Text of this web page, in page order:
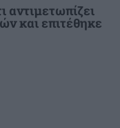
αντιμετωπίζει
και επιτέθηκε